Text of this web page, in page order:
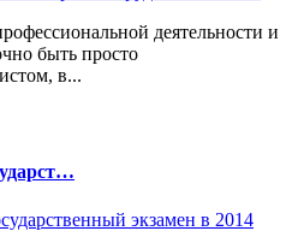
деятельности и
быть просто
в...